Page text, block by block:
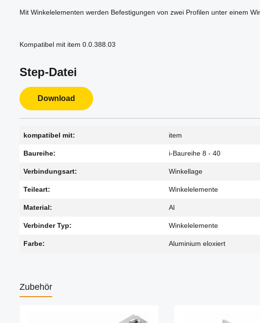
Mit Winkelelementen werden Befestigungen von zwei Profilen unter einem
Kompatibel mit item 0.0.388.03
Step-Datei
Download
kompatibel mit: item
Baureihe: i-Baureihe 8 - 40
Verbindungsart: Winkellage
Teileart: Winkelelemente
Material: Al
Verbinder Typ: Winkelelemente
Farbe: Aluminium eloxiert
Zubehör